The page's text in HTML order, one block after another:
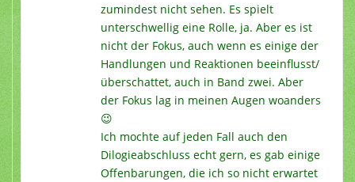
zumindest nicht sehen. Es spielt
unterschwellig eine Rolle, ja. Aber es ist
nicht der Fokus, auch wenn es einige der
Handlungen und Reaktionen beeinflusst/
überschattet, auch in Band zwei. Aber
der Fokus lag in meinen Augen woanders
😉
Ich mochte auf jeden Fall auch den
Dilogieabschluss echt gern, es gab einige
Offenbarungen, die ich so nicht erwartet